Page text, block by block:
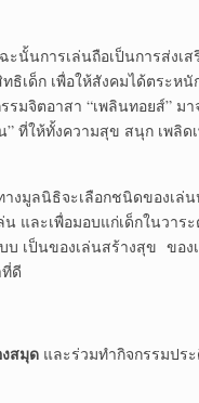
ะนั้นการเล่นถือเป็นการส่งเ
ธิเด็ก เพื่อให้สังคมได้ตระห
มจิตอาสา “เพลินทอยส์” มา
” ที่ให้ทั้งความสุข สนุก เพลิด
งมูลนิธิจะเลือกชนิดของเล่
และเพื่อมอบแก่เด็กในวาร
บ เป็นของเล่นสร้างสุข ของ
ดี
สมุด และร่วมทำกิจกรรมปร